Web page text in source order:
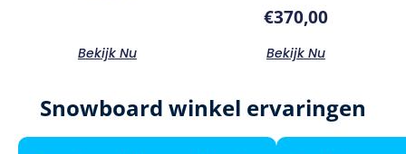
Bekijk Nu
€370,00
Bekijk Nu
Snowboard winkel ervaringen